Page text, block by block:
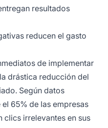
resultados
reducen el gasto
de implementar
drástica reducción del
Según datos
65% de las empresas
clics irrelevantes en sus